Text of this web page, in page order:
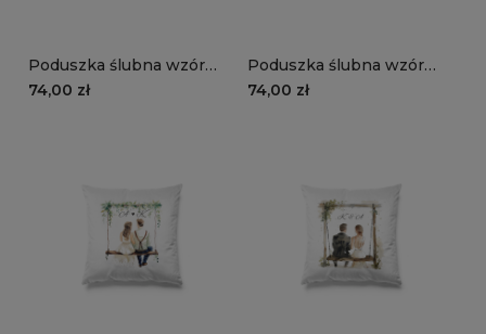
Poduszka ślubna wzór
LS26 | para młoda na
74,00 zł
Poduszka ślubna wzór
LS25 | nowożeńcy na plaży
74,00 zł